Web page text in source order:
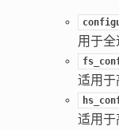
用于全
适用于
适用于